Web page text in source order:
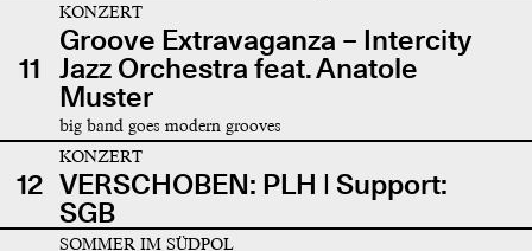
11
KONZERT
Groove Extravaganza – Intercity
Jazz Orchestra feat. Anatole
Muster
big band goes modern grooves
12
KONZERT
VERSCHOBEN: PLH | Support:
SGB
SOMMER IM SÜDPOL